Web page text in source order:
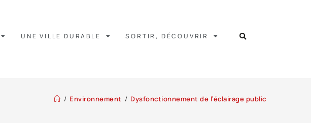
UNE VILLE DURABLE SORTIR, DÉCOUVRIR
/ Environnement / Dysfonctionnement de l’éclairage public